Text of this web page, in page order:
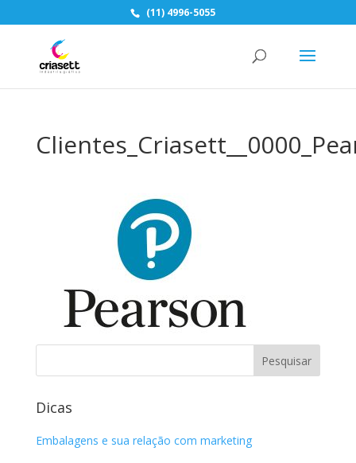
(11) 4996-5055
Dicas
Embalagens e sua relação com marketing